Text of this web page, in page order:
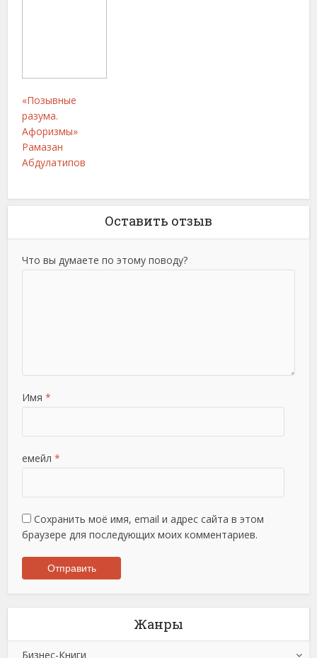
«Позывные
разума.
Афоризмы»
Рамазан
Абдулатипов
Оставить отзыв
Что вы думаете по этому поводу?
Имя *
емейл *
Сохранить моё имя, email и адрес сайта в этом
браузере для последующих моих комментариев.
Жанры
Бизнес-Книги